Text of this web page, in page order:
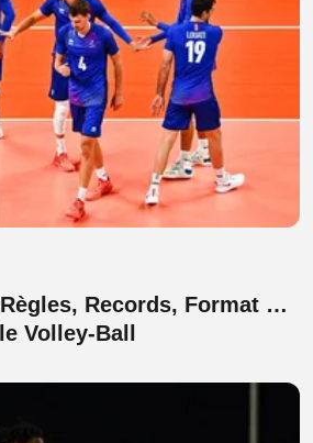
Records, Format …
Volley-Ball